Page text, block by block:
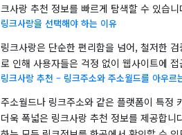
크사랑 추천 정보를 빠르게 탐색할 수 있습니
링크사랑을 선택해야 하는 이유
링크사랑은 단순한 편리함을 넘어, 철저한
로 인해 사용자들은 걱정 없이 웹사이트에
링크사랑 추천 – 링크주소와 주소월드를 아우르
주소월드나 링크주소와 같은 플랫폼이 특정
더욱 폭넓은 링크사랑 추천 정보를 제공합